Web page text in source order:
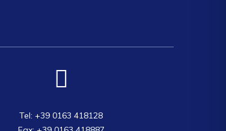
Tel: +39 0163 418128